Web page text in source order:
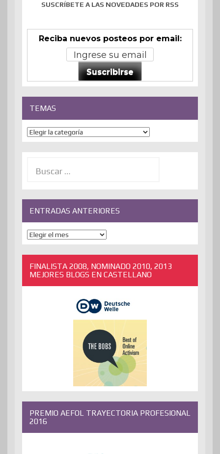
SUSCRÍBETE A LAS NOVEDADES POR RSS
Reciba nuevos posteos por email:
Suscribirse
TEMAS
Temas
ENTRADAS ANTERIORES
ENTRADAS
ANTERIORES
FINALISTA 2008, NOMINADO 2010, 2013
MEJORES BLOGS EN CASTELLANO
PREMIO AEFOL TRAYECTORIA PROFESIONAL
2016